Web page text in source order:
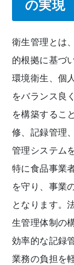
の実現
衛生管理とは
的根拠に基づ
環境衛生、個
をバランス良
を構築するこ
修、記録管理
管理システム
特に食品事業
を守り、事業
となります。
生管理体制の
効率的な記録
業務の負担を